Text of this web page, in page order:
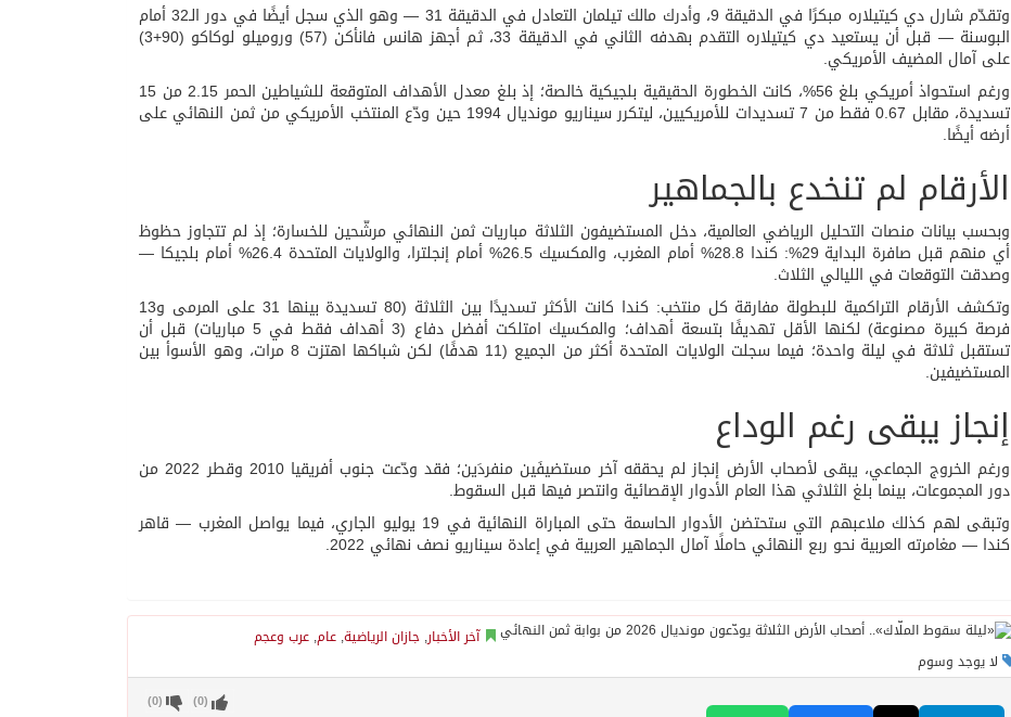
وتقدّم شارل دي كيتيلاره مبكرًا في الدقيقة 9، وأدرك مالك تيلمان التعادل في الدقيقة 31 — وهو الذي سجل أيضًا في دور الـ32 أمام
البوسنة — قبل أن يستعيد دي كيتيلاره التقدم بهدفه الثاني في الدقيقة 33، ثم أجهز هانس فانأكن (57) وروميلو لوكاكو (90+3)
على آمال المضيف الأمريكي.
ورغم استحواذ أمريكي بلغ 56%، كانت الخطورة الحقيقية بلجيكية خالصة؛ إذ بلغ معدل الأهداف المتوقعة للشياطين الحمر 2.15 من 15
تسديدة، مقابل 0.67 فقط من 7 تسديدات للأمريكيين، ليتكرر سيناريو مونديال 1994 حين ودّع المنتخب الأمريكي من ثمن النهائي على
أرضه أيضًا.
الأرقام لم تنخدع بالجماهير
وبحسب بيانات منصات التحليل الرياضي العالمية، دخل المستضيفون الثلاثة مباريات ثمن النهائي مرشّحين للخسارة؛ إذ لم تتجاوز حظوظ
أي منهم قبل صافرة البداية 29%: كندا 28.8% أمام المغرب، والمكسيك 26.5% أمام إنجلترا، والولايات المتحدة 26.4% أمام بلجيكا —
وصدقت التوقعات في الليالي الثلاث.
وتكشف الأرقام التراكمية للبطولة مفارقة كل منتخب: كندا كانت الأكثر تسديدًا بين الثلاثة (80 تسديدة بينها 31 على المرمى و13
فرصة كبيرة مصنوعة) لكنها الأقل تهديفًا بتسعة أهداف؛ والمكسيك امتلكت أفضل دفاع (3 أهداف فقط في 5 مباريات) قبل أن
تستقبل ثلاثة في ليلة واحدة؛ فيما سجلت الولايات المتحدة أكثر من الجميع (11 هدفًا) لكن شباكها اهتزت 8 مرات، وهو الأسوأ بين
المستضيفين.
إنجاز يبقى رغم الوداع
ورغم الخروج الجماعي، يبقى لأصحاب الأرض إنجاز لم يحققه آخر مستضيفَين منفردَين؛ فقد ودّعت جنوب أفريقيا 2010 وقطر 2022 من
دور المجموعات، بينما بلغ الثلاثي هذا العام الأدوار الإقصائية وانتصر فيها قبل السقوط.
وتبقى لهم كذلك ملاعبهم التي ستحتضن الأدوار الحاسمة حتى المباراة النهائية في 19 يوليو الجاري، فيما يواصل المغرب — قاهر
كندا — مغامرته العربية نحو ربع النهائي حاملًا آمال الجماهير العربية في إعادة سيناريو نصف نهائي 2022.
آخر الأخبار, جازان الرياضية, عام, عرب وعجم
لا يوجد وسوم
(
0
) (
0
)